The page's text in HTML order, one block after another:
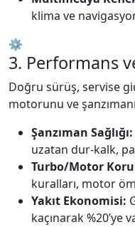
klima ve
⚙️
3. Performans
Doğru sürüş, servise
motorunu ve
Şanzıman Sağlığı:
uzatan dur-kalk,
Turbo/Motor
kuralları, motor
Yakıt Ekonomisi:
kaçınarak